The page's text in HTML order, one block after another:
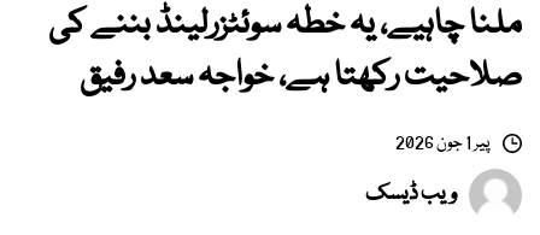
ملنا چاہیے، یہ خطہ سوئٹزرلینڈ بننے کی
صلاحیت رکھتا ہے، خواجہ سعد رفیق
پیر 1 جون 2026
ویب ڈیسک